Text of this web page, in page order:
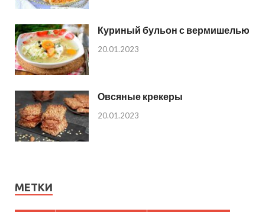
Куриный бульон с вермишелью
20.01.2023
Овсяные крекеры
20.01.2023
МЕТКИ